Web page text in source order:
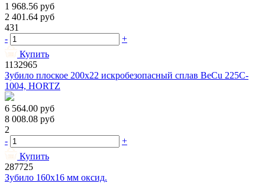
1 968.56 руб
2 401.64 руб
431
-
+
Купить
1132965
Зубило плоское 200х22 искробезопасный сплав BeCu 225C-
1004, HORTZ
6 564.00 руб
8 008.08 руб
2
-
+
Купить
287725
Зубило 160х16 мм оксид.